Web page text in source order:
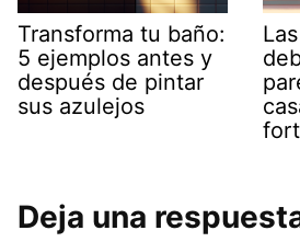
Transforma tu baño:
5 ejemplos antes y
después de pintar
sus azulejos
Deja una